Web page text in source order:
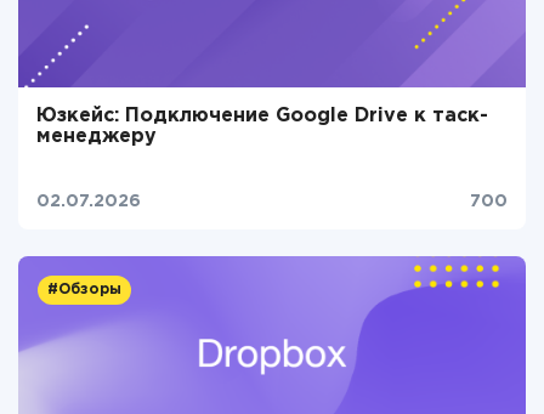
Юзкейс: Подключение Google Drive к таск-
менеджеру
02.07.2026 700
#Обзоры